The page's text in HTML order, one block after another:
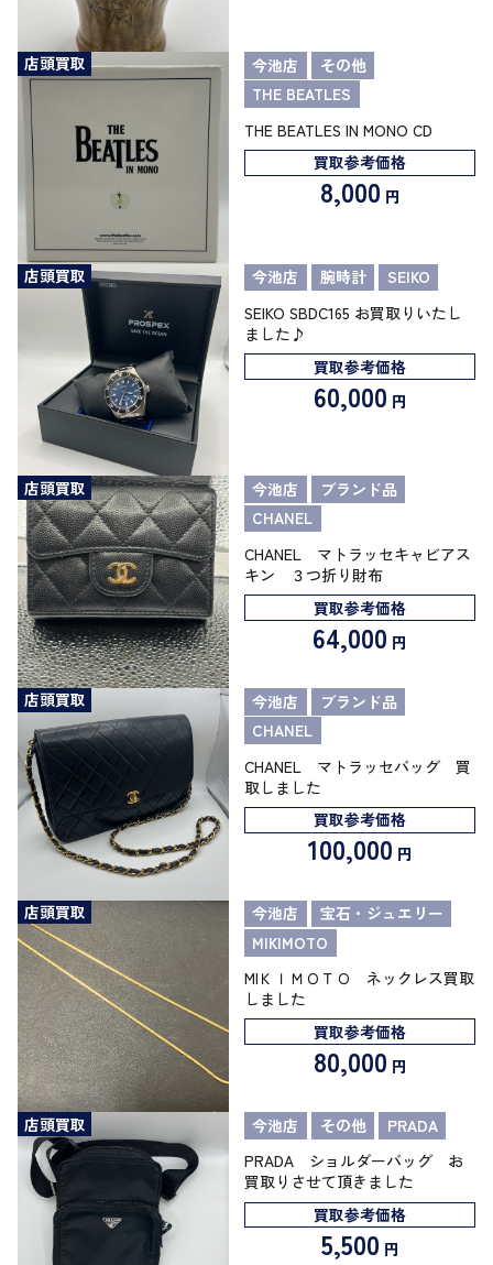
店頭買取 今池店
その他
THE BEATLES
THE BEATLES IN MONO CD
買取参考価格
8,000 円
店頭買取 今池店 腕時計
SEIKO
SEIKO SBDC165 お買取りいたし
ました♪
買取参考価格
60,000 円
店頭買取 今池店
ブランド品
CHANEL
CHANEL マトラッセキャビアス
キン ３つ折り財布
買取参考価格
64,000 円
店頭買取 今池店
ブランド品
CHANEL
CHANEL マトラッセバッグ 買
取しました
買取参考価格
100,000 円
店頭買取 今池店
宝石・ジュエリー
MIKIMOTO
MIＫＩＭＯＴＯ ネックレス買取
しました
買取参考価格
80,000 円
店頭買取 今池店 その他
PRADA
PRADA ショルダーバッグ お
買取りさせて頂きました
買取参考価格
5,500 円